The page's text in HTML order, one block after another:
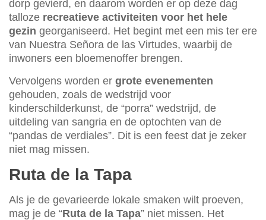
dorp gevierd, en daarom worden er op deze dag
talloze recreatieve activiteiten voor het hele
gezin georganiseerd. Het begint met een mis ter ere
van Nuestra Señora de las Virtudes, waarbij de
inwoners een bloemenoffer brengen.
Vervolgens worden er grote evenementen
gehouden, zoals de wedstrijd voor
kinderschilderkunst, de “porra” wedstrijd, de
uitdeling van sangria en de optochten van de
“pandas de verdiales”. Dit is een feest dat je zeker
niet mag missen.
Ruta de la Tapa
Als je de gevarieerde lokale smaken wilt proeven,
mag je de “Ruta de la Tapa” niet missen. Het